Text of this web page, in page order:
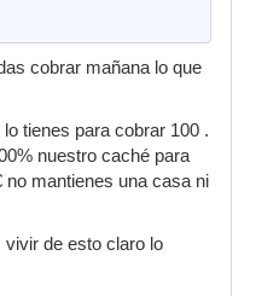
cobrar mañana lo que
tienes para cobrar 100 .
nuestro caché para
mantienes una casa ni
vivir de esto claro lo